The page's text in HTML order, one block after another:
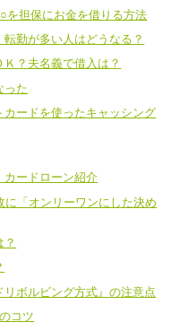
を担保にお金を借りる方法
転勤が多い人はどうなる？
Ｋ？夫名義で借入は？
った
ードを使ったキャッシング
カードローン紹介
「オンリーワンにした決め
ボルビング方式』の注意点
コツ